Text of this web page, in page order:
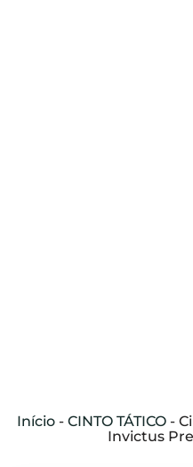
Início - CINTO TÁTICO -
Invictus